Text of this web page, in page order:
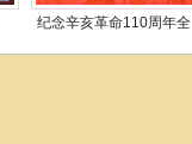
纪念辛亥革命110周年全